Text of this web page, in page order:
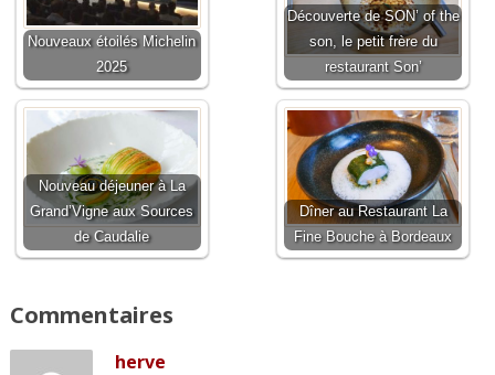
Nouveaux étoilés Michelin
2025
Découverte de SON’ of the
son, le petit frère du
restaurant Son’
Nouveau déjeuner à La
Grand’Vigne aux Sources
de Caudalie
Dîner au Restaurant La
Fine Bouche à Bordeaux
Commentaires
herve